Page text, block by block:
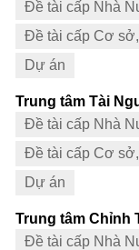
Đề tài cấp Nhà
Đề tài cấp Cơ
Dự án
Trung tâm Tài
Đề tài cấp Nhà
Đề tài cấp Cơ
Dự án
Trung tâm Chỉnh
Đề tài cấp Nhà